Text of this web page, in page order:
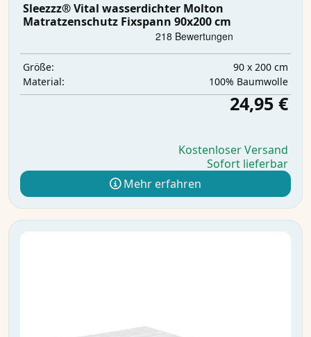
Sleezzz® Vital wasserdichter Molton
Matratzenschutz Fixspann 90x200 cm
Größe:
90 x 200 cm
Material:
100% Baumwolle
24,95 €
Kostenloser Versand
Sofort lieferbar
Mehr erfahren